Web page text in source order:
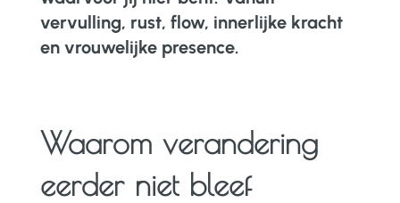
vervulling, rust, flow, innerlijke kracht
en vrouwelijke presence.
Waarom verandering
eerder niet bleef